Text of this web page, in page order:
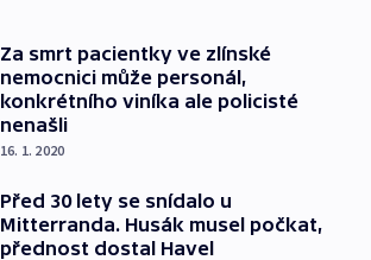
Za smrt pacientky ve zlínské
nemocnici může personál,
konkrétního viníka ale policisté
nenašli
16. 1. 2020
Před 30 lety se snídalo u
Mitterranda. Husák musel počkat,
přednost dostal Havel